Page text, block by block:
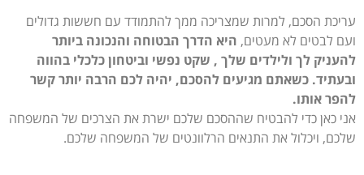
עריכת הסכם, למרות שמצריכה ממך להתמודד עם חששות גדולים
ועם לבטים לא מעטים, היא הדרך הבטוחה והנכונה ביותר
להעניק לך ולילדים שלך , שקט נפשי וביטחון כלכלי בהווה
ובעתיד. כשאתם מגיעים להסכם, יהיה לכם הרבה יותר קשר
להפר אותו.
אני כאן כדי להבטיח שההסכם שלכם ישרת את הצרכים של המשפחה
שלכם, ויכלול את התנאים הרלוונטים של המשפחה שלכם.